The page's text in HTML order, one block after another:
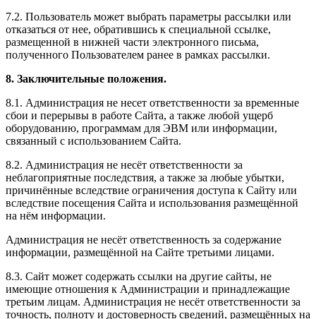
7.2. Пользователь может выбрать параметры рассылки или
отказаться от нее, обратившись к специальной ссылке,
размещенной в нижней части электронного письма,
полученного Пользователем ранее в рамках рассылки.
8. Заключительные положения.
8.1. Администрация не несет ответственности за временные
сбои и перерывы в работе Сайта, а также любой ущерб
оборудованию, программам для ЭВМ или информации,
связанный с использованием Сайта.
8.2. Администрация не несёт ответственности за
неблагоприятные последствия, а также за любые убытки,
причинённые вследствие ограничения доступа к Сайту или
вследствие посещения Сайта и использования размещённой
на нём информации.
Администрация не несёт ответственность за содержание
информации, размещённой на Сайте третьими лицами.
8.3. Сайт может содержать ссылки на другие сайты, не
имеющие отношения к Администрации и принадлежащие
третьим лицам. Администрация не несёт ответственности за
точность, полноту и достоверность сведений, размещённых на